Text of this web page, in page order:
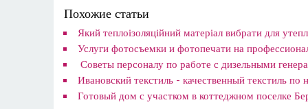
Похожие статьи
Який теплоізоляційний матеріал вибрати для
​Услуги фотосъемки и фотопечати на
Советы персоналу по работе с дизельными
​Ивановский текстиль - качественный текстиль по
​Готовый дом с участком в коттеджном поселке